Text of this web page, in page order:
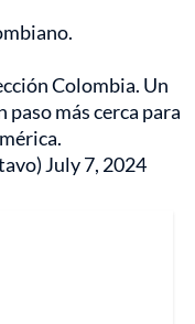
Colombia. Un
más cerca para
July 7, 2024